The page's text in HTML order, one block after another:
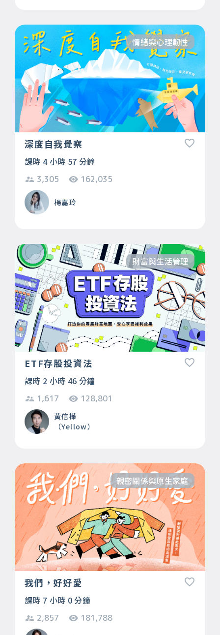
情緒與心理韌性
深度自我覺察
課時 4 小時 57 分鐘
3,305 162,035
楊嘉玲
財富與生活管理
ETF存股投資法
課時 2 小時 46 分鐘
1,617 128,801
黃信樺
（Yellow）
親密關係與原生家庭
我們，好好愛
課時 7 小時 0 分鐘
2,857 181,788